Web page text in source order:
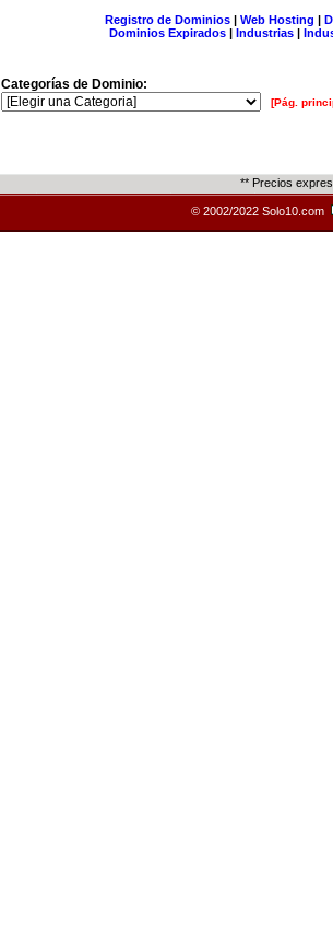
Registro de Dominios| Web Hosting |
Dominios Expirados | Industrias |
Categorías de Dominio:
[Pág.
** Precios
© 2002/2022 Solo10.com